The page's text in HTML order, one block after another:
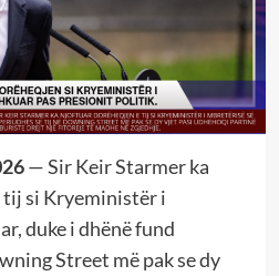
— Sir Keir Starmer ka
si Kryeministër i
duke i dhënë fund
Street më pak se dy